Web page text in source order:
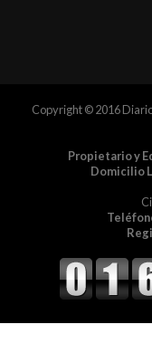
Copyright © 2016
Propietario y
Domicilio